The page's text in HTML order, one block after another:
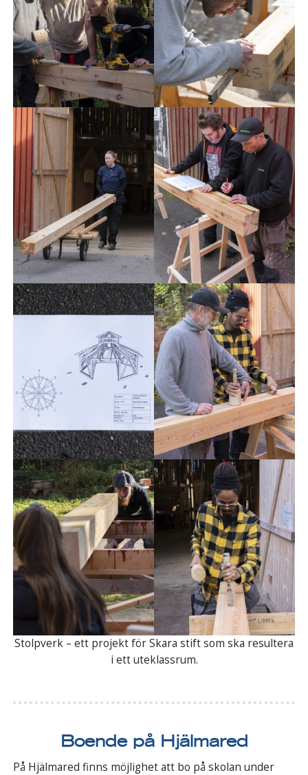
Stolpverk – ett projekt för Skara stift som ska resultera
i ett uteklassrum.
Boende på Hjälmared
På Hjälmared finns möjlighet att bo på skolan under